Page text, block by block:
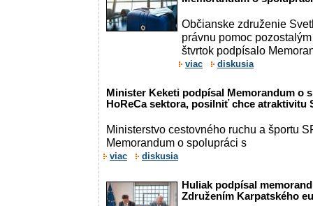
Občianske združenie
právnu pomoc
štvrtok podpísalo
viac diskusia
Minister Keketi podpísal Memorandum o
HoReCa sektora, posilniť chce atraktivitu
Ministerstvo cestovného ruchu a športu
Memorandum o spolupráci s
viac diskusia
Huliak podpísal
Združením Karpatského